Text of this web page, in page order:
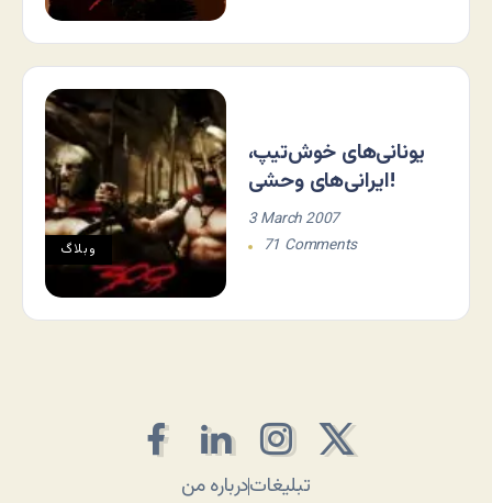
وبلاگ
یونانی‌های خوش‌تیپ،
ایرانی‌های وحشی!
3 March 2007
71 Comments
درباره منتبلیغات